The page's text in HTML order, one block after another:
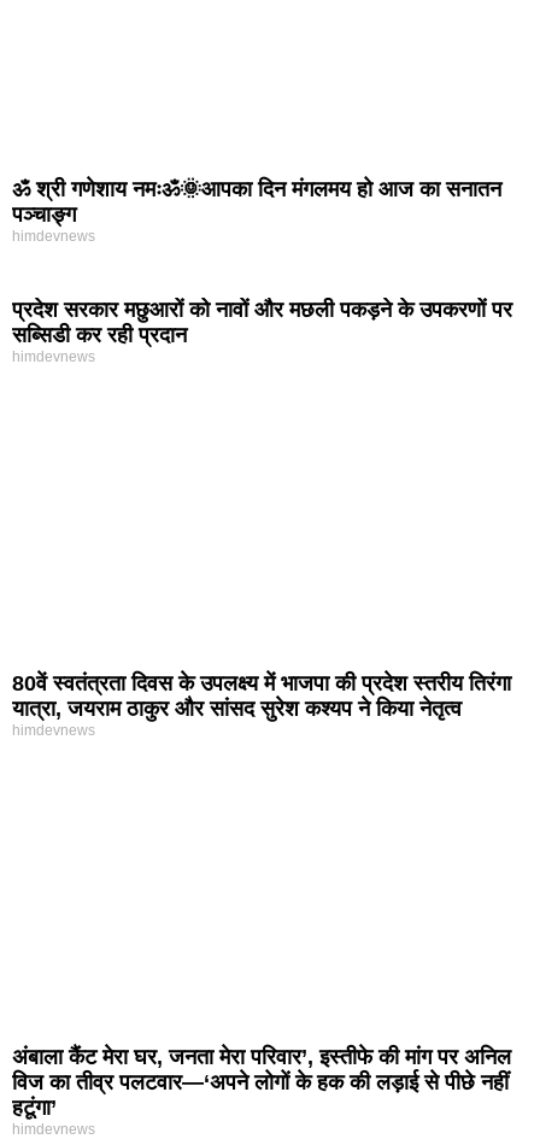
ॐ श्री गणेशाय नमःॐ🌞आपका दिन मंगलमय हो आज का सनातन
पञ्चाङ्ग
himdevnews
प्रदेश सरकार मछुआरों को नावों और मछली पकड़ने के उपकरणों पर
सब्सिडी कर रही प्रदान
himdevnews
80वें स्वतंत्रता दिवस के उपलक्ष्य में भाजपा की प्रदेश स्तरीय तिरंगा
यात्रा, जयराम ठाकुर और सांसद सुरेश कश्यप ने किया नेतृत्व
himdevnews
अंबाला कैंट मेरा घर, जनता मेरा परिवार’, इस्तीफे की मांग पर अनिल
विज का तीव्र पलटवार—‘अपने लोगों के हक की लड़ाई से पीछे नहीं
हटूंगा’
himdevnews